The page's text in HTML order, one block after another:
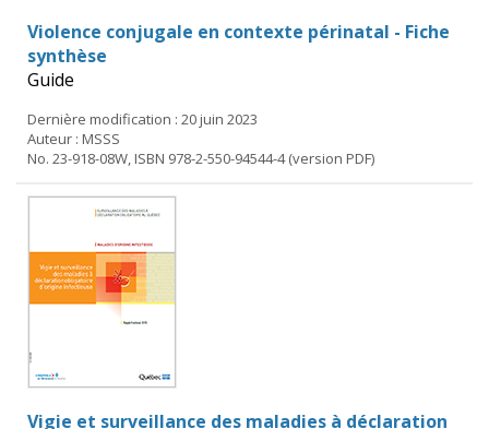
Violence conjugale en contexte périnatal - Fiche
synthèse
Guide
Dernière modification : 20 juin 2023
Auteur : MSSS
No. 23-918-08W, ISBN 978-2-550-94544-4 (version PDF)
Vigie et surveillance des maladies à déclaration